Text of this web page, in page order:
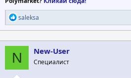
Р
е
а
к
ц
и
и
:
saleksa
N New-User
Специалист